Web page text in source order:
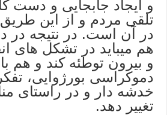
و ایجاد جابجایی و دست
تلقی مردم و از این طریق
در آن است. در نتیجه در
هم میباید در تشکل های
و بیرون توطئه کند و هم با
دموکراسی بورژوایی،
خدشه دار و در راستای
تغییر دهد.